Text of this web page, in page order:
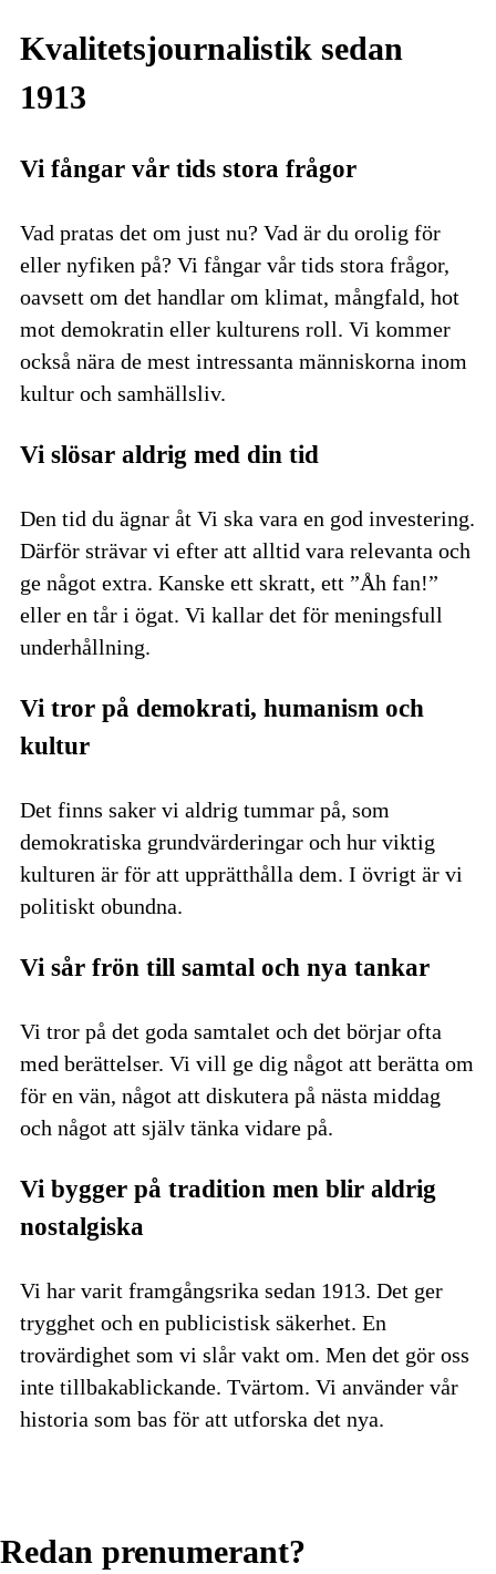
Kvalitetsjournalistik sedan
1913
Vi fångar vår tids stora frågor
Vad pratas det om just nu? Vad är du orolig för
eller nyfiken på? Vi fångar vår tids stora frågor,
oavsett om det handlar om klimat, mångfald, hot
mot demokratin eller kulturens roll. Vi kommer
också nära de mest intressanta människorna inom
kultur och samhällsliv.
Vi slösar aldrig med din tid
Den tid du ägnar åt Vi ska vara en god investering.
Därför strävar vi efter att alltid vara relevanta och
ge något extra. Kanske ett skratt, ett ”Åh fan!”
eller en tår i ögat. Vi kallar det för meningsfull
underhållning.
Vi tror på demokrati, humanism och
kultur
Det finns saker vi aldrig tummar på, som
demokratiska grundvärderingar och hur viktig
kulturen är för att upprätthålla dem. I övrigt är vi
politiskt obundna.
Vi sår frön till samtal och nya tankar
Vi tror på det goda samtalet och det börjar ofta
med berättelser. Vi vill ge dig något att berätta om
för en vän, något att diskutera på nästa middag
och något att själv tänka vidare på.
Vi bygger på tradition men blir aldrig
nostalgiska
Vi har varit framgångsrika sedan 1913. Det ger
trygghet och en publicistisk säkerhet. En
trovärdighet som vi slår vakt om. Men det gör oss
inte tillbakablickande. Tvärtom. Vi använder vår
historia som bas för att utforska det nya.
Redan prenumerant?